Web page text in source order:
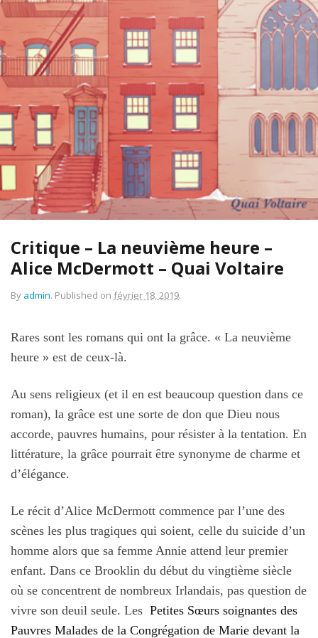
Critique – La neuvième heure –
Alice McDermott – Quai Voltaire
By admin. Published on février 18, 2019.
Rares sont les romans qui ont la grâce. « La neuvième
heure » est de ceux-là.
Au sens religieux (et il en est beaucoup question dans ce
roman), la grâce est une sorte de don que Dieu nous
accorde, pauvres humains, pour résister à la tentation. En
littérature, la grâce pourrait être synonyme de charme et
d’élégance.
Le récit d’Alice McDermott commence par l’une des
scènes les plus tragiques qui soient, celle du suicide d’un
homme alors que sa femme Annie attend leur premier
enfant. Dans ce Brooklin du début du vingtième siècle
où se concentrent de nombreux Irlandais, pas question de
vivre son deuil seule. Les Petites Sœurs soignantes des
Pauvres Malades de la Congrégation de Marie devant la